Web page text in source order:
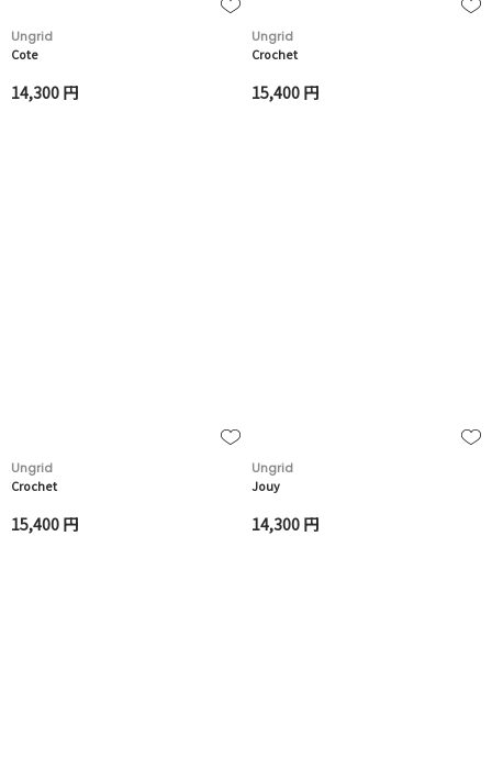
Ungrid
Cote
14,300 円
Ungrid
Crochet
15,400 円
Ungrid
Crochet
15,400 円
Ungrid
Jouy
14,300 円